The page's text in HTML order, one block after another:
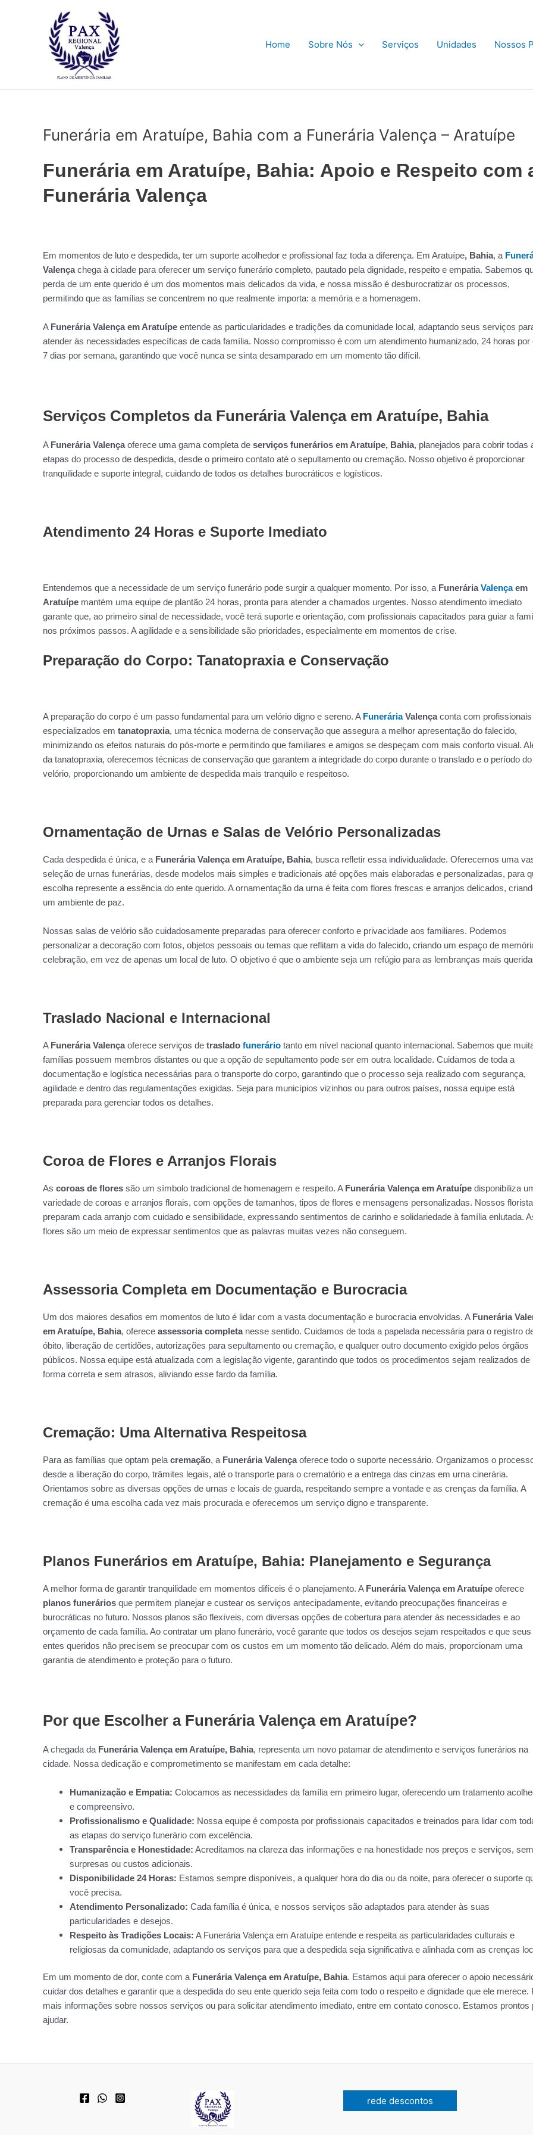
Home Sobre Nós Serviços Unidades Nossos
Funerária em Aratuípe, Bahia com a Funerária Valença – Aratuípe
Funerária em Aratuípe, Bahia: Apoio e Respeito com
Funerária Valença
Em momentos de luto e despedida, ter um suporte acolhedor e profissional faz toda a diferença. Em Aratuípe, Bahia, a
Valençachega à cidade para oferecer um serviço funerário completo, pautado pela dignidade, respeito e empatia. Sabemos
perda de um ente querido é um dos momentos mais delicados da vida, e nossa missão é desburocratizar os processos,
permitindo que as famílias se concentrem no que realmente importa: a memória e a homenagem.
A Funerária Valença em Aratuípe entende as particularidades e tradições da comunidade local, adaptando seus serviços
atender às necessidades específicas de cada família. Nosso compromisso é com um atendimento humanizado, 24 horas por
7 dias por semana, garantindo que você nunca se sinta desamparado em um momento tão difícil.
Serviços Completos da Funerária Valença em Aratuípe, Bahia
A Funerária Valençaoferece uma gama completa de serviços funerários em Aratuípe, Bahia, planejados para cobrir todas
etapas do processo de despedida, desde o primeiro contato até o sepultamento ou cremação. Nosso objetivo é proporcionar
tranquilidade e suporte integral, cuidando de todos os detalhes burocráticos e logísticos.
Atendimento 24 Horas e Suporte Imediato
Entendemos que a necessidade de um serviço funerário pode surgir a qualquer momento. Por isso, a FuneráriaValençaem
Aratuípe mantém uma equipe de plantão 24 horas, pronta para atender a chamados urgentes. Nosso atendimento imediato
garante que, ao primeiro sinal de necessidade, você terá suporte e orientação, com profissionais capacitados para guiar a
nos próximos passos. A agilidade e a sensibilidade são prioridades, especialmente em momentos de crise.
Preparação do Corpo: Tanatopraxia e Conservação
A preparação do corpo é um passo fundamental para um velório digno e sereno. A FuneráriaValençaconta com profissionais
especializados em tanatopraxia, uma técnica moderna de conservação que assegura a melhor apresentação do falecido,
minimizando os efeitos naturais do pós-morte e permitindo que familiares e amigos se despeçam com mais conforto visual.
da tanatopraxia, oferecemos técnicas de conservação que garantem a integridade do corpo durante o translado e o período do
velório, proporcionando um ambiente de despedida mais tranquilo e respeitoso.
Ornamentação de Urnas e Salas de Velório Personalizadas
Cada despedida é única, e a Funerária Valença em Aratuípe, Bahia, busca refletir essa individualidade. Oferecemos uma
seleção de urnas funerárias, desde modelos mais simples e tradicionais até opções mais elaboradas e personalizadas, para
escolha represente a essência do ente querido. A ornamentação da urna é feita com flores frescas e arranjos delicados,
um ambiente de paz.
Nossas salas de velório são cuidadosamente preparadas para oferecer conforto e privacidade aos familiares. Podemos
personalizar a decoração com fotos, objetos pessoais ou temas que reflitam a vida do falecido, criando um espaço de
celebração, em vez de apenas um local de luto. O objetivo é que o ambiente seja um refúgio para as lembranças mais
Traslado Nacional e Internacional
A Funerária Valençaoferece serviços de traslado funerário tanto em nível nacional quanto internacional. Sabemos que
famílias possuem membros distantes ou que a opção de sepultamento pode ser em outra localidade. Cuidamos de toda a
documentação e logística necessárias para o transporte do corpo, garantindo que o processo seja realizado com segurança,
agilidade e dentro das regulamentações exigidas. Seja para municípios vizinhos ou para outros países, nossa equipe está
preparada para gerenciar todos os detalhes.
Coroa de Flores e Arranjos Florais
As coroas de flores são um símbolo tradicional de homenagem e respeito. A Funerária Valença em Aratuípe disponibiliza
variedade de coroas e arranjos florais, com opções de tamanhos, tipos de flores e mensagens personalizadas. Nossos
preparam cada arranjo com cuidado e sensibilidade, expressando sentimentos de carinho e solidariedade à família enlutada.
flores são um meio de expressar sentimentos que as palavras muitas vezes não conseguem.
Assessoria Completa em Documentação e Burocracia
Um dos maiores desafios em momentos de luto é lidar com a vasta documentação e burocracia envolvidas. A Funerária
em Aratuípe, Bahia, oferece assessoria completanesse sentido. Cuidamos de toda a papelada necessária para o registro
óbito, liberação de certidões, autorizações para sepultamento ou cremação, e qualquer outro documento exigido pelos órgãos
públicos. Nossa equipe está atualizada com a legislação vigente, garantindo que todos os procedimentos sejam realizados de
forma correta e sem atrasos, aliviando esse fardo da família.
Cremação: Uma Alternativa Respeitosa
Para as famílias que optam pela cremação, a Funerária Valençaoferece todo o suporte necessário. Organizamos o
desde a liberação do corpo, trâmites legais, até o transporte para o crematório e a entrega das cinzas em urna cinerária.
Orientamos sobre as diversas opções de urnas e locais de guarda, respeitando sempre a vontade e as crenças da família. A
cremação é uma escolha cada vez mais procurada e oferecemos um serviço digno e transparente.
Planos Funerários em Aratuípe, Bahia: Planejamento e Segurança
A melhor forma de garantir tranquilidade em momentos difíceis é o planejamento. A Funerária Valença em Aratuípe oferece
planos funerários que permitem planejar e custear os serviços antecipadamente, evitando preocupações financeiras e
burocráticas no futuro. Nossos planos são flexíveis, com diversas opções de cobertura para atender às necessidades e ao
orçamento de cada família. Ao contratar um plano funerário, você garante que todos os desejos sejam respeitados e que seus
entes queridos não precisem se preocupar com os custos em um momento tão delicado. Além do mais, proporcionam uma
garantia de atendimento e proteção para o futuro.
Por que Escolher a Funerária Valença em Aratuípe?
A chegada da Funerária Valença em Aratuípe, Bahia, representa um novo patamar de atendimento e serviços funerários na
cidade. Nossa dedicação e comprometimento se manifestam em cada detalhe:
Humanização e Empatia: Colocamos as necessidades da família em primeiro lugar, oferecendo um tratamento
e compreensivo.
Profissionalismo e Qualidade: Nossa equipe é composta por profissionais capacitados e treinados para lidar com
as etapas do serviço funerário com excelência.
Transparência e Honestidade: Acreditamos na clareza das informações e na honestidade nos preços e serviços, sem
surpresas ou custos adicionais.
Disponibilidade 24 Horas: Estamos sempre disponíveis, a qualquer hora do dia ou da noite, para oferecer o suporte
você precisa.
Atendimento Personalizado: Cada família é única, e nossos serviços são adaptados para atender às suas
particularidades e desejos.
Respeito às Tradições Locais: A Funerária Valença em Aratuípe entende e respeita as particularidades culturais e
religiosas da comunidade, adaptando os serviços para que a despedida seja significativa e alinhada com as crenças
Em um momento de dor, conte com a Funerária Valença em Aratuípe, Bahia. Estamos aqui para oferecer o apoio
cuidar dos detalhes e garantir que a despedida do seu ente querido seja feita com todo o respeito e dignidade que ele merece.
mais informações sobre nossos serviços ou para solicitar atendimento imediato, entre em contato conosco. Estamos prontos
ajudar.
rede descontos